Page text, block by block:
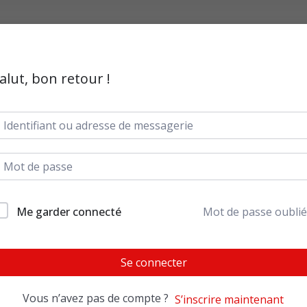
bon retour !
Me garder connecté Mot de passe
Se connecter
Vous n’avez pas de compte ? S’inscrire maintenant